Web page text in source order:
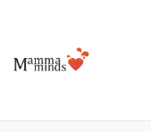
de
inhoud